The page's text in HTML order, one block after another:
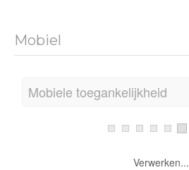
Mobiel
Mobiele toegankelijkheid
Verwerken...